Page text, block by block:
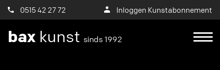
0515 42 27 72 Inloggen Kunstabonnement
bax kunst sinds 1992